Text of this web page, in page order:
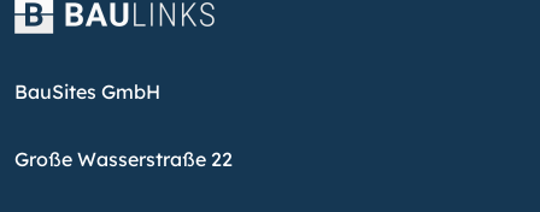
BauSites GmbH
Große Wasserstraße 22